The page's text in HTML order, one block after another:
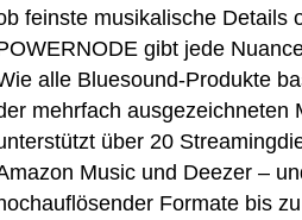
feinste musikalische Details
gibt jede
alle Bluesound-Produkte
mehrfach ausgezeichneten
über 20
Music und Deezer –
Formate bis